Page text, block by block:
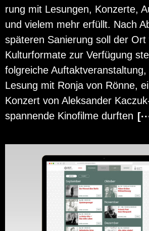
rung mit Le­sun­gen, Kon­zer­te,
und vie­lem mehr er­füllt. Nach
spä­te­ren Sa­nie­rung soll der
Kul­tur­for­ma­te zur Ver­fü­gung
folg­rei­che
Le­sung mit Ronja von Rönne,
Kon­zert von Aleksan­der
span­nen­de Ki­no­fil­me durf­ten